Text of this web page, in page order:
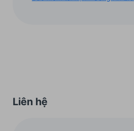
Liên hệ